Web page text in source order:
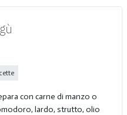
con carne di manzo o
lardo, strutto, olio